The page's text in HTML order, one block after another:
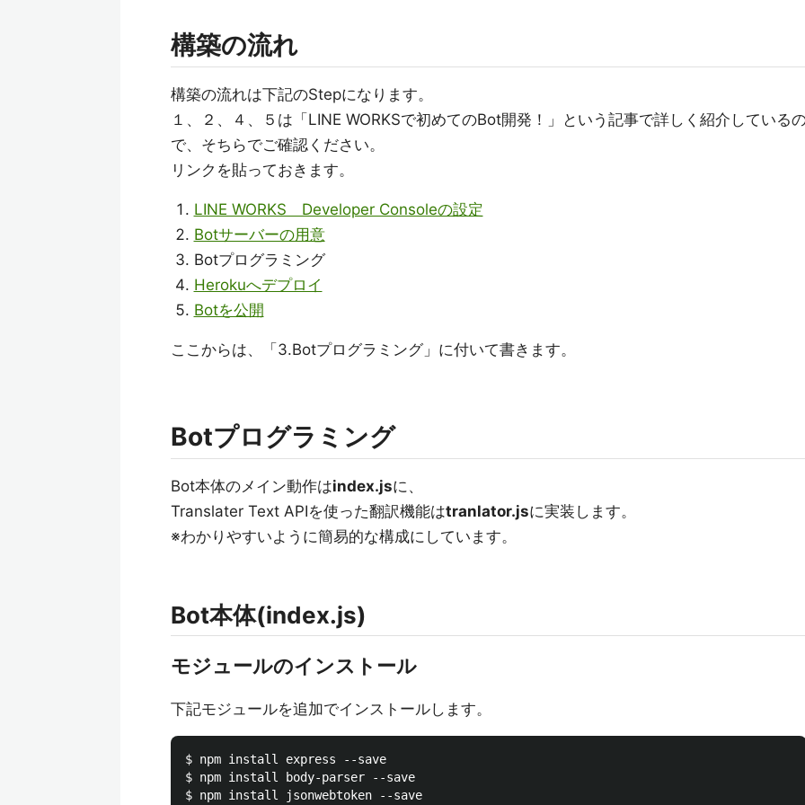
構築の流れ
構築の流れは下記のStepになります。
１、２、４、５は「LINE WORKSで初めてのBot開発！」という記事で詳しく紹介している
で、そちらでご確認ください。
リンクを貼っておきます。
LINE WORKS Developer Consoleの設定
Botサーバーの用意
Botプログラミング
Herokuへデプロイ
Botを公開
ここからは、「3.Botプログラミング」に付いて書きます。
Botプログラミング
Bot本体のメイン動作はindex.jsに、
Translater Text APIを使った翻訳機能はtranlator.jsに実装します。
※わかりやすいように簡易的な構成にしています。
Bot本体(index.js)
モジュールのインストール
下記モジュールを追加でインストールします。
$ npm install express --save
$ npm install body-parser --save
$ npm install jsonwebtoken --save